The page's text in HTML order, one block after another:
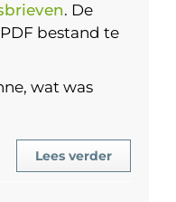
. De
bestand te
wat was
Lees verder